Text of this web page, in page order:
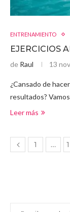
ENTRENAMIENTO
EJERCICIOS
de Raul 13
¿Cansado de
resultados?
Leer más
1 …